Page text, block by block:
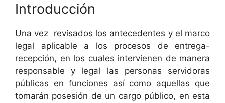
Introducción
Una vez revisados los antecedentes y el marco
legal aplicable a los procesos de entrega-
recepción, en los cuales intervienen de manera
responsable y legal las personas servidoras
públicas en funciones así como aquellas que
tomarán posesión de un cargo público, en esta